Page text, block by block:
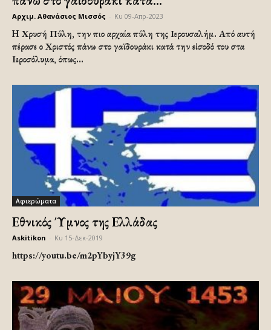
Αρχιμ. Αθανάσιος Μισσός Κυ 09-Απρ-2023
H Χρυσή Πύλη, την πιο αρχαία πύλη της Ιερουσαλήμ. Από αυτή
πέρασε ο Χριστός πάνω στο γαϊδουράκι κατά την είσοδό του στα
Ιεροσόλυμα, όπως...
Αφιερώματα
Εθνικός Ύμνος της Ελλάδας
Askitikon Κυ 15-Δεκ-2019
https://youtu.be/m2pYbyjY39g